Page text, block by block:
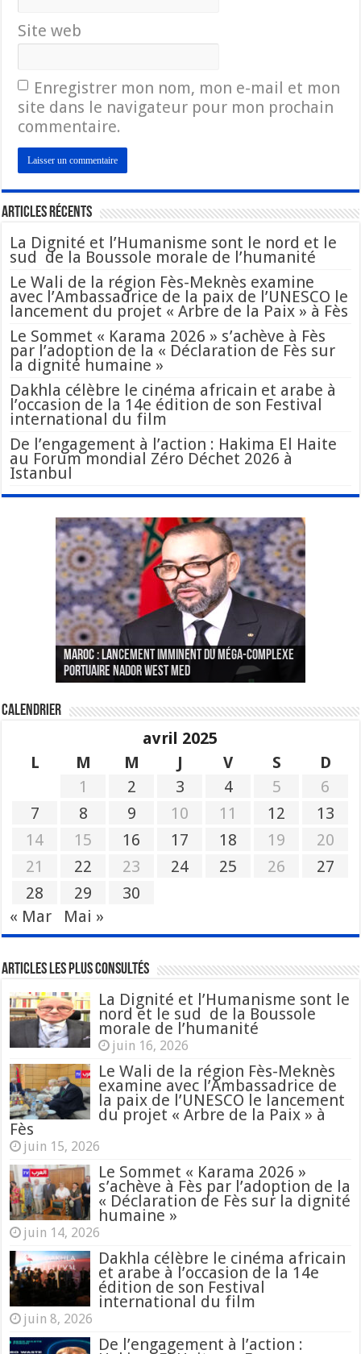
Site web
Enregistrer mon nom, mon e-mail et mon
site dans le navigateur pour mon prochain
commentaire.
Articles Récents
La Dignité et l’Humanisme sont le nord et le
sud de la Boussole morale de l’humanité
Le Wali de la région Fès-Meknès examine
avec l’Ambassadrice de la paix de l’UNESCO le
lancement du projet « Arbre de la Paix » à Fès
Le Sommet « Karama 2026 » s’achève à Fès
par l’adoption de la « Déclaration de Fès sur
la dignité humaine »
Dakhla célèbre le cinéma africain et arabe à
l’occasion de la 14e édition de son Festival
international du film
De l’engagement à l’action : Hakima El Haite
au Forum mondial Zéro Déchet 2026 à
Istanbul
MAROC : Lancement imminent du méga-complexe
portuaire Nador West Med
Le Wali Ait Taleb préside la nomination du
nouveau Secrétaire Général pour insuffler un
sang nouveau à l’administration
Fès : La 70e conférence annuelle de la
Fédération internationale des journalistes et
des écrivains s’est achevée
Paris va présenter à Alger une liste de
« plusieurs centaines de personnes » aux
profils « dangereux »
CGEM: le binôme Oukacha-Joundy reconduit à la
tête de la Fédération des pêches maritimes
Calendrier
avril 2025
L
M M J V S
D
1
2 3 4 5
6
7
8 9 10 11 12
13
14
15 16 17 18 19
20
21
22 23 24 25 26
27
28
29
30
« Mar
Mai »
Articles les plus consultés
La Dignité et l’Humanisme sont le
nord et le sud de la Boussole
morale de l’humanité
juin 16, 2026
Le Wali de la région Fès-Meknès
examine avec l’Ambassadrice de
la paix de l’UNESCO le lancement
du projet « Arbre de la Paix » à
Fès
juin 15, 2026
Le Sommet « Karama 2026 »
s’achève à Fès par l’adoption de la
« Déclaration de Fès sur la dignité
humaine »
juin 14, 2026
Dakhla célèbre le cinéma africain
et arabe à l’occasion de la 14e
édition de son Festival
international du film
juin 8, 2026
De l’engagement à l’action :